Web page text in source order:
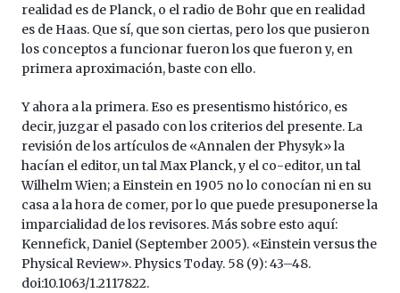
realidad es de Planck, o el radio de Bohr que en realidad
es de Haas. Que sí, que son ciertas, pero los que pusieron
los conceptos a funcionar fueron los que fueron y, en
primera aproximación, baste con ello.
Y ahora a la primera. Eso es presentismo histórico, es
decir, juzgar el pasado con los criterios del presente. La
revisión de los artículos de «Annalen der Physyk» la
hacían el editor, un tal Max Planck, y el co-editor, un tal
Wilhelm Wien; a Einstein en 1905 no lo conocían ni en su
casa a la hora de comer, por lo que puede presuponerse la
imparcialidad de los revisores. Más sobre esto aquí:
Kennefick, Daniel (September 2005). «Einstein versus the
Physical Review». Physics Today. 58 (9): 43–48.
doi:10.1063/1.2117822.